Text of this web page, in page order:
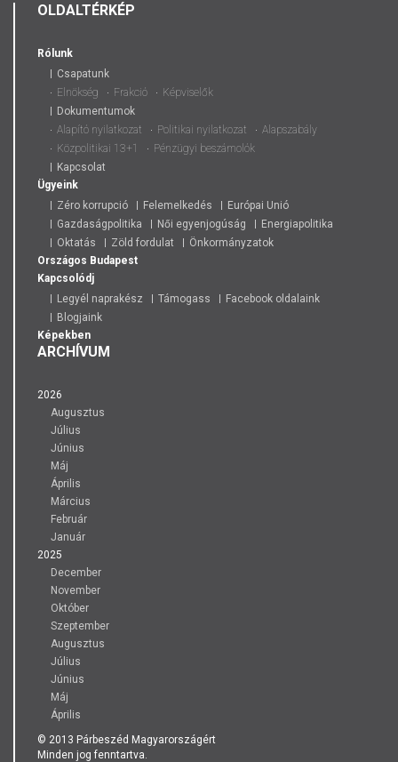
OLDALTÉRKÉP
Rólunk
Csapatunk
Elnökség
Frakció
Képviselők
Dokumentumok
Alapító nyilatkozat
Politikai nyilatkozat
Alapszabály
Közpolitikai 13+1
Pénzügyi beszámolók
Kapcsolat
Ügyeink
Zéro korrupció
Felemelkedés
Európai Unió
Gazdaságpolitika
Női egyenjogúság
Energiapolitika
Oktatás
Zöld fordulat
Önkormányzatok
Országos Budapest
Kapcsolódj
Legyél naprakész
Támogass
Facebook oldalaink
Blogjaink
Képekben
ARCHÍVUM
2026
Augusztus
Július
Június
Máj
Április
Március
Február
Január
2025
December
November
Október
Szeptember
Augusztus
Július
Június
Máj
Április
© 2013 Párbeszéd Magyarországért
Minden jog fenntartva.